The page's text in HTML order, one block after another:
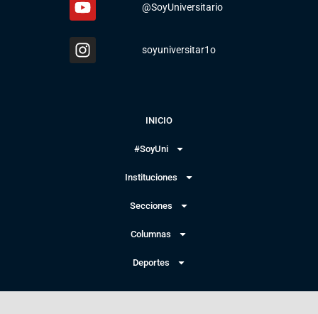
@SoyUniversitario
soyuniversitar1o
INICIO
#SoyUni
Instituciones
Secciones
Columnas
Deportes